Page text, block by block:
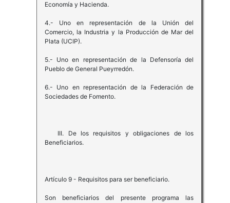
Economía y Hacienda.
4.- Uno en representación de la Unión del
Comercio, la Industria y la Producción de Mar del
Plata (UCIP).
5.- Uno en representación de la Defensoría del
Pueblo de General Pueyrredón.
6.- Uno en representación de la Federación de
Sociedades de Fomento.
III. De los requisitos y obligaciones de los
Beneficiarios.
Artículo 9 - Requisitos para ser beneficiario.
Son beneficiarios del presente programa las